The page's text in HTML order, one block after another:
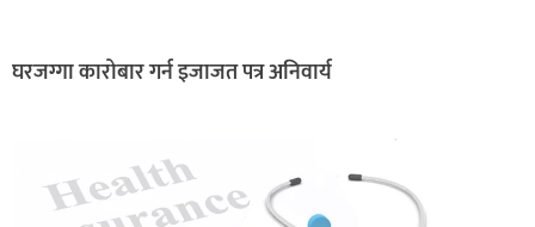
घरजग्गा कारोबार गर्न इजाजत पत्र अनिवार्य